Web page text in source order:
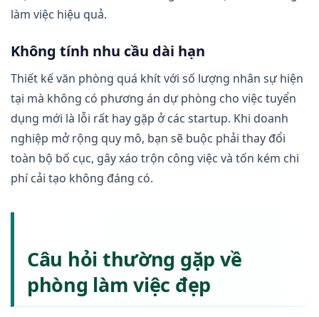
làm việc hiệu quả.
Không tính nhu cầu dài hạn
Thiết kế văn phòng quá khít với số lượng nhân sự hiện
tại mà không có phương án dự phòng cho việc tuyển
dụng mới là lỗi rất hay gặp ở các startup. Khi doanh
nghiệp mở rộng quy mô, bạn sẽ buộc phải thay đổi
toàn bộ bố cục, gây xáo trộn công việc và tốn kém chi
phí cải tạo không đáng có.
Câu hỏi thường gặp về
phòng làm việc đẹp